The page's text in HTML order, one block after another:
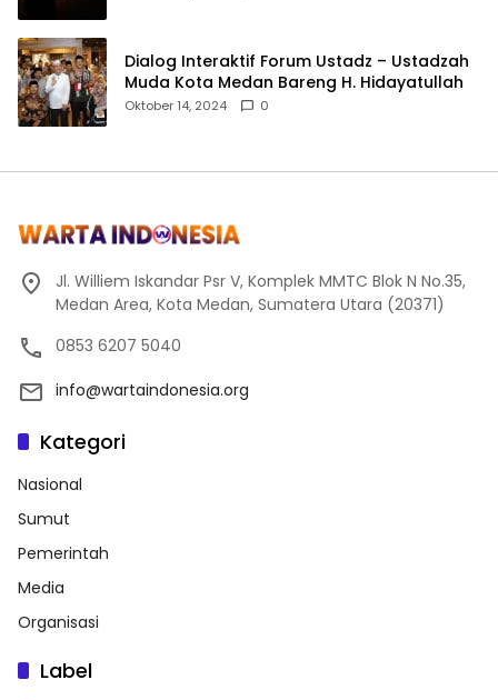
Dialog Interaktif Forum Ustadz – Ustadzah
Muda Kota Medan Bareng H. Hidayatullah
Oktober 14, 2024 0
Jl. Williem Iskandar Psr V, Komplek MMTC Blok N No.35,
Medan Area, Kota Medan, Sumatera Utara (20371)
0853 6207 5040
info@wartaindonesia.org
Kategori
Nasional
Sumut
Pemerintah
Media
Organisasi
Label